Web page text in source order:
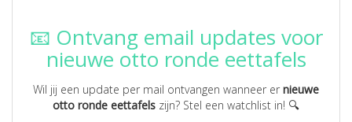
📧 Ontvang email updates voor
nieuwe otto ronde eettafels
Wil jij een update per mail ontvangen wanneer er nieuwe
otto ronde eettafels zijn? Stel een watchlist in! 🔍